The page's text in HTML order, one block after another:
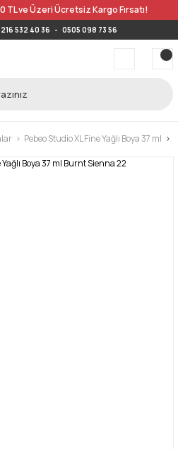
TL ve Üzeri Ücretsiz Kargo Fırsatı!
532 40 36 - 0505 098 73 56
Pebeo Studio XL Fine Yağlı Boya 37 ml